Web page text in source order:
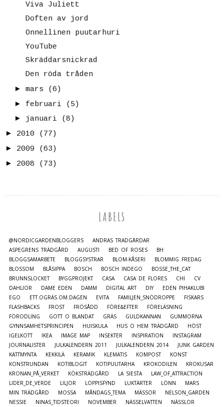
Viva Juliett
Doften av jord
Onnellinen puutarhuri
YouTube
Skräddarsnickrad
Den röda tråden
► mars
(6)
► februari
(5)
► januari
(8)
► 2010
(77)
► 2009
(63)
► 2008 (73)
LABELS
@NORDICGARDENBLOGGERS
ANDRAS TRÄDGÅRDAR
ASPEGRENS TRÄDGÅRD
AUGUSTI BED OF ROSES
BH
BLOGGSAMARBETE
BLOGGSYSTRAR BLOM-KÅSERI
BLOMMIG FREDAG
BLOSSOM
BLÅSIPPA BOSCH BOSCH INDEGO
BOSSE_THE_CAT
BRUNNSLOCKET
BYGGPROJEKT CASA CASA DE FLORES CHI
CV
DAHLIOR
DAME EDEN DAMM DIGITAL ART DIY
EDEN PIHAKLUBI
EGO
ETT.OGRÄS.OM.DAGEN EVITA FAMILJEN_SNÖDROPPE
FISKARS
FLASHBACKS
FROST FRÖSÅDD FÖRE&EFTER
FÖRELÄSNING
FÖRODLING
GOTT O BLANDAT GRÄS GULDKANNAN
GUMMORNA
GYNNSAMHETSPRINCIPEN
HUISKULA HUS O HEM TRÄDGÅRD
HÖST
IGELKOTT
IKEA IMAGE MAP INSEKTER INSPIRATION
INSTAGRAM
JOURNALISTER
JULKALENDERN 2011 JULKALENDERN 2014
JUNK GARDEN
KATTMYNTA
KEKKILÄ KERAMIK KLEMATIS KOMPOST
KONST
KONSTRUNDAN
KOTIBLOGIT KOTIPUUTARHA KROKODILEN
KROKUSAR
KRONAN_PÅ_VERKET
KÖKSTRÄDGÅRD LA SIESTA
LAW_OF_ATTRACTION
LIDER_DE_VERDE
LILJOR LOPPISFYND LUKTÄRTER LÖNN
MARS
MIN TRÄDGÅRD
MOSSA MÅNDAGS_TEMA MÄSSOR
NELSON_GARDEN
NESSIE
NINAS_TIDSTEORI NOVEMBER NÄSSELVATTEN
NÄSSLOR